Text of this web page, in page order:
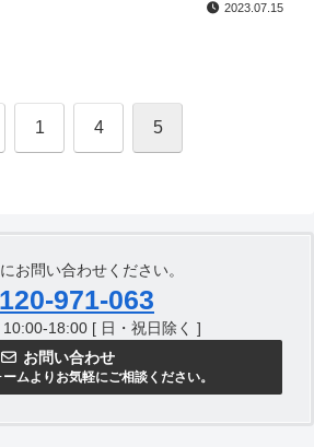
2023.07.15
1 4 5
お問い合わせください。
971-063
18:00 [ 日・祝日除く ]
お問い合わせ
ムよりお気軽にご相談ください。